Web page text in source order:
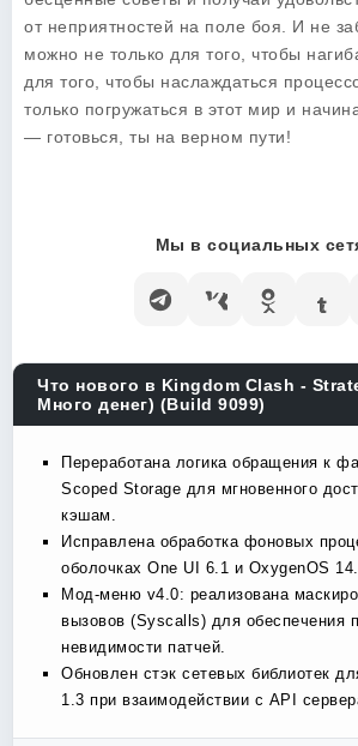
от неприятностей на поле боя. И не
можно не только для того, чтобы
для того, чтобы наслаждаться
только погружаться в этот мир и
— готовься, ты на верном пути!
Мы в социальных
Что нового в Kingdom Clash -
Много денег) (Build 9099)
Переработана логика обращения к
Scoped Storage для мгновенного
кэшам.
Исправлена обработка фоновых
оболочках One UI 6.1 и OxygenOS 14.
Мод-меню v4.0: реализована
вызовов (Syscalls) для обеспечения
невидимости патчей.
Обновлен стэк сетевых библиотек
1.3 при взаимодействии с API